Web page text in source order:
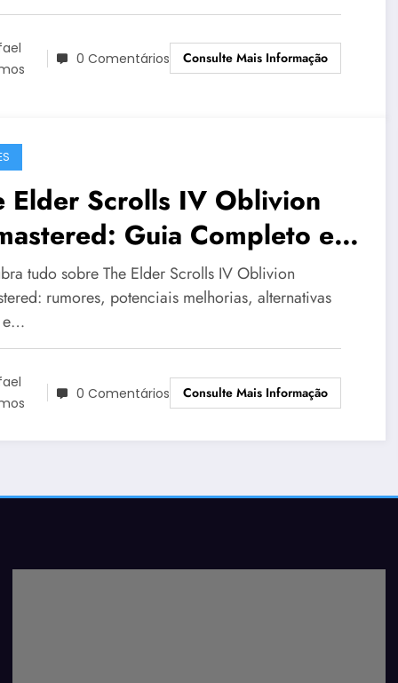
0 Comentários Consulte Mais Informação
Elder Scrolls IV Oblivion
Guia Completo e
que Você Precisa Saber
tudo sobre The Elder Scrolls IV Oblivion
rumores, potenciais melhorias, alternativas
e…
0 Comentários Consulte Mais Informação